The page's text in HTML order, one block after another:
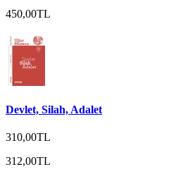
450,00TL
Devlet, Silah, Adalet
310,00TL
312,00TL